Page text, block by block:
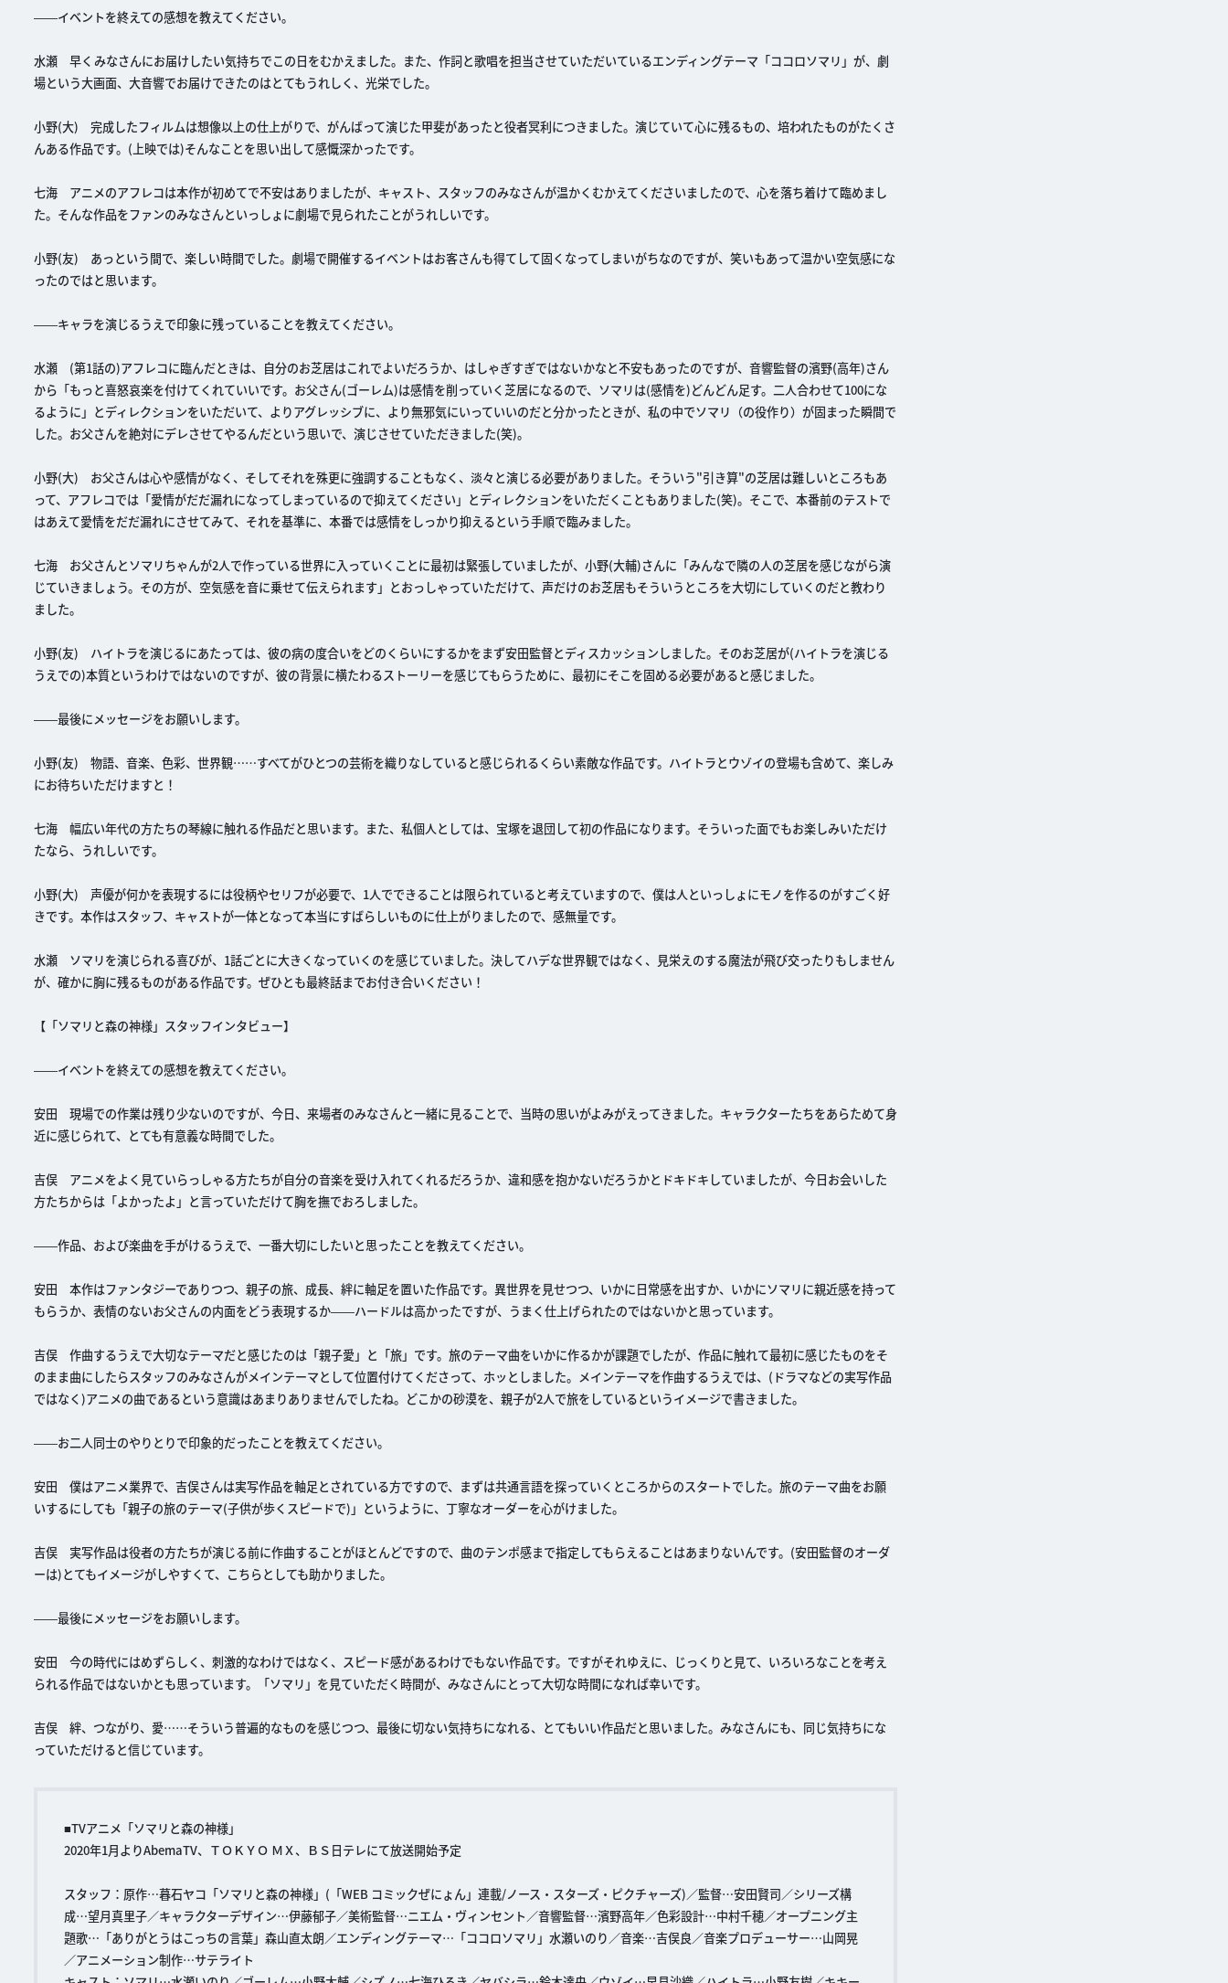
――イベントを終えての感想を教えてください。
水瀬 早くみなさんにお届けしたい気持ちでこの日をむかえました。また、作詞と歌唱を担当させていただいているエンディングテーマ「ココロソマリ」が、劇
場という大画面、大音響でお届けできたのはとてもうれしく、光栄でした。
小野(大) 完成したフィルムは想像以上の仕上がりで、がんばって演じた甲斐があったと役者冥利につきました。演じていて心に残るもの、培われたものがたくさ
んある作品です。(上映では)そんなことを思い出して感慨深かったです。
七海 アニメのアフレコは本作が初めてで不安はありましたが、キャスト、スタッフのみなさんが温かくむかえてくださいましたので、心を落ち着けて臨めまし
た。そんな作品をファンのみなさんといっしょに劇場で見られたことがうれしいです。
小野(友) あっという間で、楽しい時間でした。劇場で開催するイベントはお客さんも得てして固くなってしまいがちなのですが、笑いもあって温かい空気感にな
ったのではと思います。
――キャラを演じるうえで印象に残っていることを教えてください。
水瀬 (第1話の)アフレコに臨んだときは、自分のお芝居はこれでよいだろうか、はしゃぎすぎではないかなと不安もあったのですが、音響監督の濱野(高年)さん
から「もっと喜怒哀楽を付けてくれていいです。お父さん(ゴーレム)は感情を削っていく芝居になるので、ソマリは(感情を)どんどん足す。二人合わせて100にな
るように」とディレクションをいただいて、よりアグレッシブに、より無邪気にいっていいのだと分かったときが、私の中でソマリ（の役作り）が固まった瞬間で
した。お父さんを絶対にデレさせてやるんだという思いで、演じさせていただきました(笑)。
小野(大) お父さんは心や感情がなく、そしてそれを殊更に強調することもなく、淡々と演じる必要がありました。そういう"引き算"の芝居は難しいところもあ
って、アフレコでは「愛情がだだ漏れになってしまっているので抑えてください」とディレクションをいただくこともありました(笑)。そこで、本番前のテストで
はあえて愛情をだだ漏れにさせてみて、それを基準に、本番では感情をしっかり抑えるという手順で臨みました。
七海 お父さんとソマリちゃんが2人で作っている世界に入っていくことに最初は緊張していましたが、小野(大輔)さんに「みんなで隣の人の芝居を感じながら演
じていきましょう。その方が、空気感を音に乗せて伝えられます」とおっしゃっていただけて、声だけのお芝居もそういうところを大切にしていくのだと教わり
ました。
小野(友) ハイトラを演じるにあたっては、彼の病の度合いをどのくらいにするかをまず安田監督とディスカッションしました。そのお芝居が(ハイトラを演じる
うえでの)本質というわけではないのですが、彼の背景に横たわるストーリーを感じてもらうために、最初にそこを固める必要があると感じました。
――最後にメッセージをお願いします。
小野(友) 物語、音楽、色彩、世界観……すべてがひとつの芸術を織りなしていると感じられるくらい素敵な作品です。ハイトラとウゾイの登場も含めて、楽しみ
にお待ちいただけますと！
七海 幅広い年代の方たちの琴線に触れる作品だと思います。また、私個人としては、宝塚を退団して初の作品になります。そういった面でもお楽しみいただけ
たなら、うれしいです。
小野(大) 声優が何かを表現するには役柄やセリフが必要で、1人でできることは限られていると考えていますので、僕は人といっしょにモノを作るのがすごく好
きです。本作はスタッフ、キャストが一体となって本当にすばらしいものに仕上がりましたので、感無量です。
水瀬 ソマリを演じられる喜びが、1話ごとに大きくなっていくのを感じていました。決してハデな世界観ではなく、見栄えのする魔法が飛び交ったりもしません
が、確かに胸に残るものがある作品です。ぜひとも最終話までお付き合いください！
【「ソマリと森の神様」スタッフインタビュー】
――イベントを終えての感想を教えてください。
安田 現場での作業は残り少ないのですが、今日、来場者のみなさんと一緒に見ることで、当時の思いがよみがえってきました。キャラクターたちをあらためて身
近に感じられて、とても有意義な時間でした。
吉俣 アニメをよく見ていらっしゃる方たちが自分の音楽を受け入れてくれるだろうか、違和感を抱かないだろうかとドキドキしていましたが、今日お会いした
方たちからは「よかったよ」と言っていただけて胸を撫でおろしました。
――作品、および楽曲を手がけるうえで、一番大切にしたいと思ったことを教えてください。
安田 本作はファンタジーでありつつ、親子の旅、成長、絆に軸足を置いた作品です。異世界を見せつつ、いかに日常感を出すか、いかにソマリに親近感を持って
もらうか、表情のないお父さんの内面をどう表現するか――ハードルは高かったですが、うまく仕上げられたのではないかと思っています。
吉俣 作曲するうえで大切なテーマだと感じたのは「親子愛」と「旅」です。旅のテーマ曲をいかに作るかが課題でしたが、作品に触れて最初に感じたものをそ
のまま曲にしたらスタッフのみなさんがメインテーマとして位置付けてくださって、ホッとしました。メインテーマを作曲するうえでは、(ドラマなどの実写作品
ではなく)アニメの曲であるという意識はあまりありませんでしたね。どこかの砂漠を、親子が2人で旅をしているというイメージで書きました。
――お二人同士のやりとりで印象的だったことを教えてください。
安田 僕はアニメ業界で、吉俣さんは実写作品を軸足とされている方ですので、まずは共通言語を探っていくところからのスタートでした。旅のテーマ曲をお願
いするにしても「親子の旅のテーマ(子供が歩くスピードで)」というように、丁寧なオーダーを心がけました。
吉俣 実写作品は役者の方たちが演じる前に作曲することがほとんどですので、曲のテンポ感まで指定してもらえることはあまりないんです。(安田監督のオーダ
ーは)とてもイメージがしやすくて、こちらとしても助かりました。
――最後にメッセージをお願いします。
安田 今の時代にはめずらしく、刺激的なわけではなく、スピード感があるわけでもない作品です。ですがそれゆえに、じっくりと見て、いろいろなことを考え
られる作品ではないかとも思っています。「ソマリ」を見ていただく時間が、みなさんにとって大切な時間になれば幸いです。
吉俣 絆、つながり、愛……そういう普遍的なものを感じつつ、最後に切ない気持ちになれる、とてもいい作品だと思いました。みなさんにも、同じ気持ちにな
っていただけると信じています。
■TVアニメ「ソマリと森の神様」
2020年1月よりAbemaTV、ＴＯＫＹＯ ＭＸ、ＢＳ日テレにて放送開始予定
スタッフ：原作…暮石ヤコ「ソマリと森の神様」(「WEB コミックぜにょん」連載/ノース・スターズ・ピクチャーズ)／監督…安田賢司／シリーズ構
成…望月真里子／キャラクターデザイン…伊藤郁子／美術監督…ニエム・ヴィンセント／音響監督…濱野高年／色彩設計…中村千穂／オープニング主
題歌…「ありがとうはこっちの言葉」森山直太朗／エンディングテーマ…「ココロソマリ」水瀬いのり／音楽…吉俣良／音楽プロデューサー…山岡晃
／アニメーション制作…サテライト